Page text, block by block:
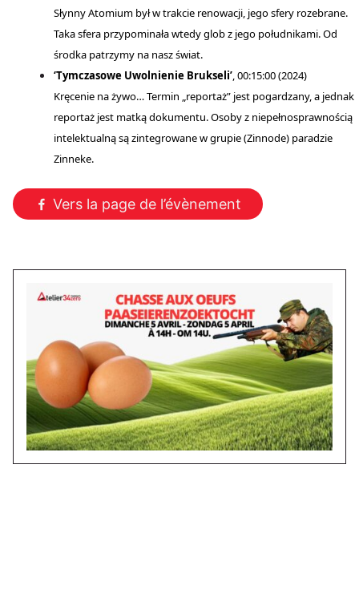
Słynny Atomium był w trakcie renowacji, jego sfery rozebrane.
Taka sfera przypominała wtedy glob z jego południkami. Od
środka patrzymy na nasz świat.
‘Tymczasowe Uwolnienie Brukseli’, 00:15:00 (2024)
Kręcenie na żywo… Termin „reportaż” jest pogardzany, a jednak
reportaż jest matką dokumentu. Osoby z niepełnosprawnością
intelektualną są zintegrowane w grupie (Zinnode) paradzie
Zinneke.
Vers la page de l’évènement